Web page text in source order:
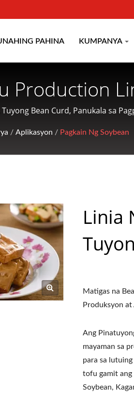
PAHINA KUMPANYA
Production
Bean Curd, Panukala sa
sa mga customer.
/ Aplikasyon / Pagkain Ng Soybean
Linia
Matigas na
Produksyon at
Ang
mayaman sa
para sa
tofu gamit ang
Soybean,